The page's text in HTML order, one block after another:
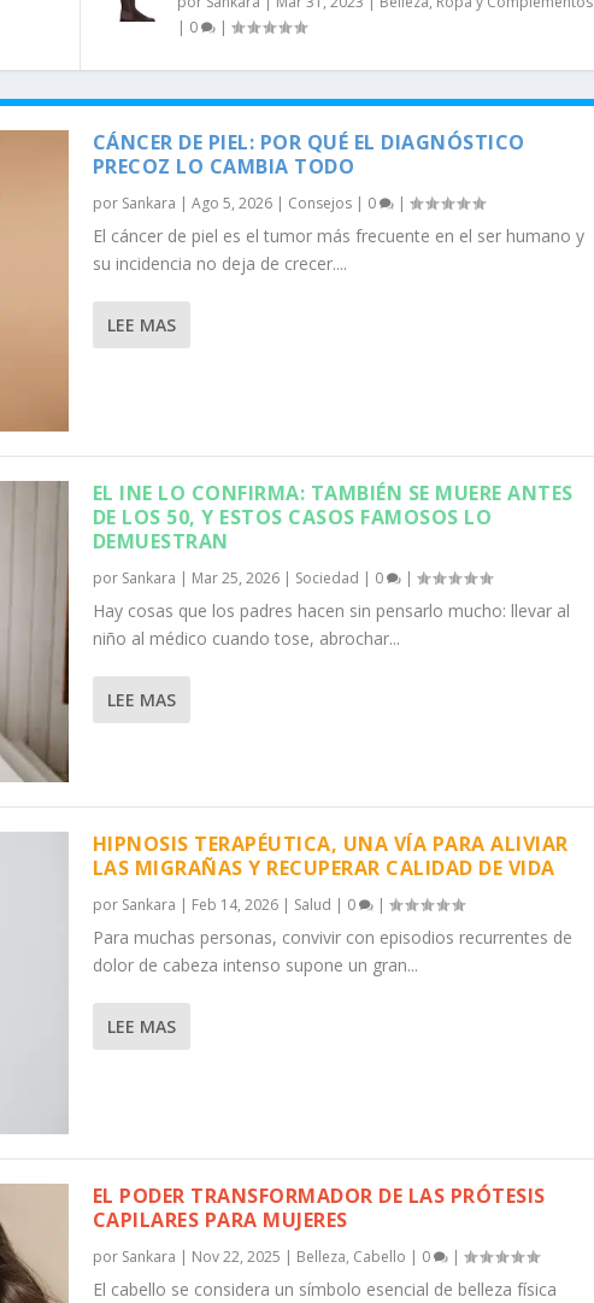
| 0 |
CÁNCER DE PIEL: POR QUÉ EL DIAGNÓSTICO
PRECOZ LO CAMBIA TODO
por Sankara | Ago 5, 2026| Consejos| 0 |
El cáncer de piel es el tumor más frecuente en el ser humano y
su incidencia no deja de crecer....
LEE MAS
EL INE LO CONFIRMA: TAMBIÉN SE MUERE ANTES
DE LOS 50, Y ESTOS CASOS FAMOSOS LO
DEMUESTRAN
por Sankara | Mar 25, 2026| Sociedad | 0 |
Hay cosas que los padres hacen sin pensarlo mucho: llevar al
niño al médico cuando tose, abrochar...
LEE MAS
HIPNOSIS TERAPÉUTICA, UNA VÍA PARA ALIVIAR
LAS MIGRAÑAS Y RECUPERAR CALIDAD DE VIDA
por Sankara | Feb 14, 2026| Salud | 0 |
Para muchas personas, convivir con episodios recurrentes de
dolor de cabeza intenso supone un gran...
LEE MAS
EL PODER TRANSFORMADOR DE LAS PRÓTESIS
CAPILARES PARA MUJERES
por Sankara | Nov 22, 2025 | Belleza, Cabello | 0 |
El cabello se considera un símbolo esencial de belleza física